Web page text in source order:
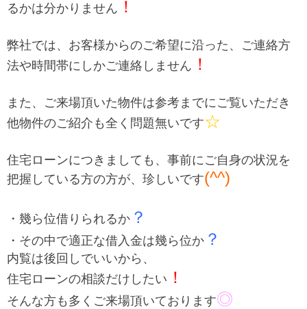
るかは分かりません ！
弊社では、お客様からのご希望に沿った、ご連絡方
法や時間帯にしかご連絡しません ！
また、ご来場頂いた物件は参考までにご覧いただき
他物件のご紹介も全く問題無いです☆
住宅ローンにつきましても、事前にご自身の状況を
把握している方の方が、珍しいです(^^)
・幾ら位借りられるか ？
・その中で適正な借入金は幾ら位か ？
内覧は後回しでいいから、
住宅ローンの相談だけしたい ！
そんな方も多くご来場頂いております◎